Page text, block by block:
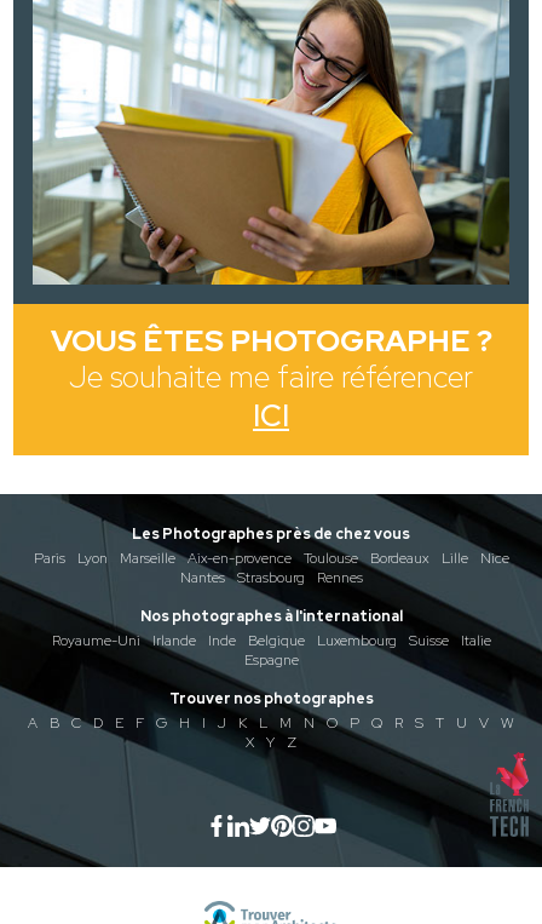
VOUS ÊTES PHOTOGRAPHE ?
Je souhaite me faire référencer
ICI
Les Photographes près de chez vous
Paris
Lyon Marseille Aix-en-provence Toulouse Bordeaux Lille
Nice
Nantes
Strasbourg
Rennes
Nos photographes à l'international
Royaume-Uni
Irlande Inde Belgique Luxembourg Suisse
Italie
Espagne
Trouver nos photographes
A
B C D E F G H I J K L M N O P Q R S T U V
W
X
Y Z